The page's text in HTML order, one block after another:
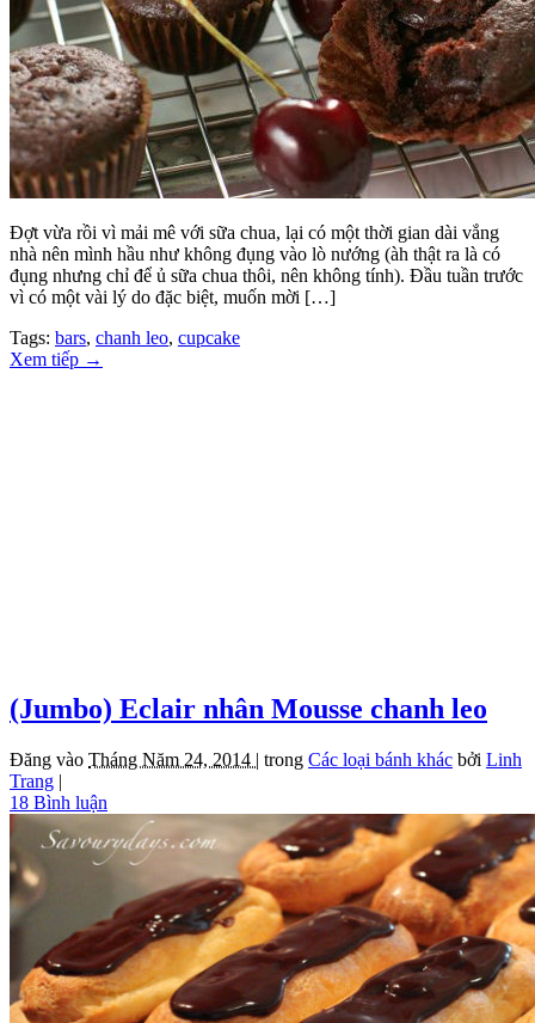
Đợt vừa rồi vì mải mê với sữa chua, lại có một thời gian dài vắng
nhà nên mình hầu như không đụng vào lò nướng (àh thật ra là có
đụng nhưng chỉ để ủ sữa chua thôi, nên không tính). Đầu tuần trước
vì có một vài lý do đặc biệt, muốn mời […]
Tags: bars, chanh leo, cupcake
Xem tiếp →
(Jumbo) Eclair nhân Mousse chanh leo
Đăng vào Tháng Năm 24, 2014 | trong Các loại bánh khác bởi Linh
Trang |
18 Bình luận